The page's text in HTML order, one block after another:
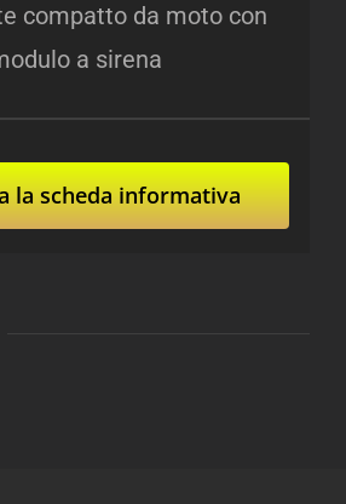
compatto da moto con
a sirena
la scheda informativa